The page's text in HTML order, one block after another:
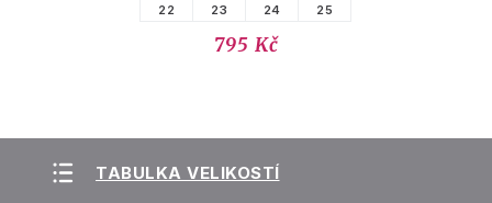
22 23 24 25
795 Kč
TABULKA VELIKOSTÍ